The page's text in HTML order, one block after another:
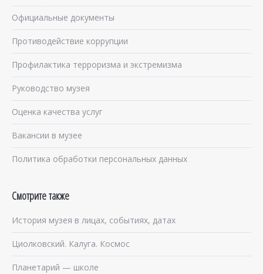
Официальные документы
Противодействие коррупции
Профилактика терроризма и экстремизма
Руководство музея
Оценка качества услуг
Вакансии в музее
Политика обработки персональных данных
Смотрите также
История музея в лицах, событиях, датах
Циолковский. Калуга. Космос
Планетарий — школе